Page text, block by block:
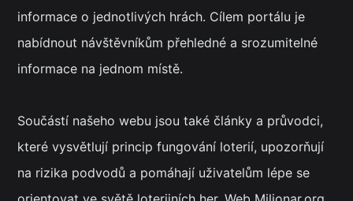
informace o jednotlivých hrách. Cílem portálu je
nabídnout návštěvníkům přehledné a srozumitelné
informace na jednom místě.
Součástí našeho webu jsou také články a průvodci,
které vysvětlují princip fungování loterií, upozorňují
na rizika podvodů a pomáhají uživatelům lépe se